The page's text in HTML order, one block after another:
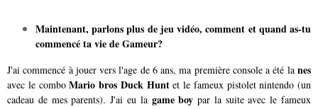
Maintenant, parlons plus de jeu vidéo, comment et quand as-tu
commencé ta vie de Gameur?
J'ai commencé à jouer vers l'age de 6 ans, ma première console a été la nes
avec le comboMario bros Duck Huntet le fameux pistolet nintendo (un
cadeau de mes parents). J'ai eu la game boy par la suite avec le fameux